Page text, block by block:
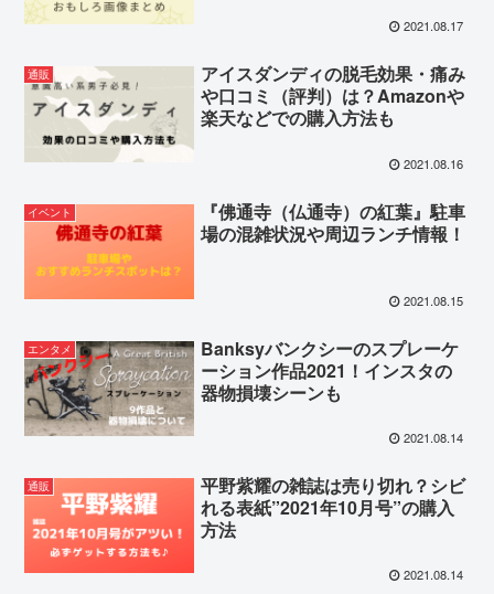
2021.08.17
通販
アイスダンディの脱毛効果・痛み
や口コミ（評判）は？Amazonや
楽天などでの購入方法も
2021.08.16
イベント
『佛通寺（仏通寺）の紅葉』駐車
場の混雑状況や周辺ランチ情報！
2021.08.15
エンタメ
Banksyバンクシーのスプレーケ
ーション作品2021！インスタの
器物損壊シーンも
2021.08.14
通販
平野紫耀の雑誌は売り切れ？シビ
れる表紙”2021年10月号”の購入
方法
2021.08.14